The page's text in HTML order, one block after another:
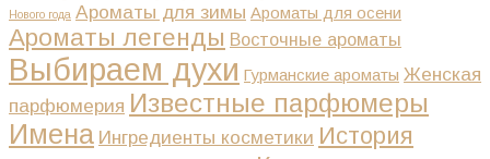
Нового года Ароматы для зимы Ароматы для осени
Ароматы легенды Восточные ароматы
Выбираем духи Гурманские ароматы Женская
парфюмерия Известные парфюмеры
Имена Ингредиенты косметики История